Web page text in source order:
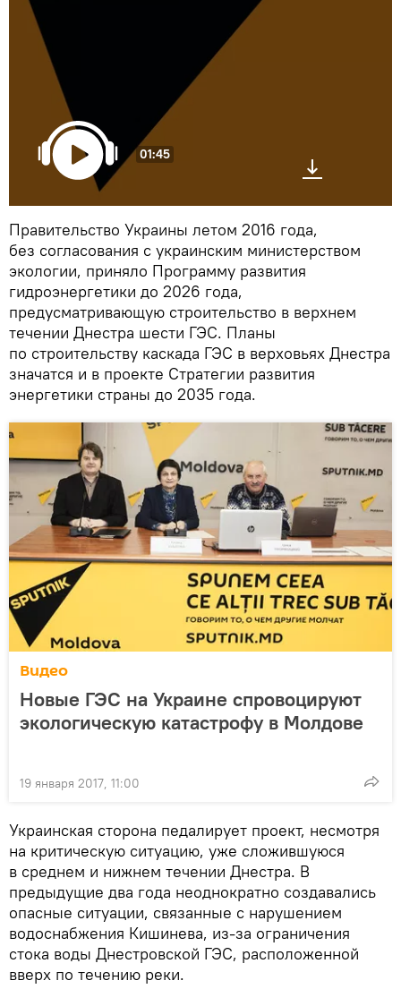
01:45
Правительство Украины летом 2016 года,
без согласования с украинским министерством
экологии, приняло Программу развития
гидроэнергетики до 2026 года,
предусматривающую строительство в верхнем
течении Днестра шести ГЭС. Планы
по строительству каскада ГЭС в верховьях Днестра
значатся и в проекте Стратегии развития
энергетики страны до 2035 года.
Видео
Новые ГЭС на Украине спровоцируют
экологическую катастрофу в Молдове
19 января 2017, 11:00
Украинская сторона педалирует проект, несмотря
на критическую ситуацию, уже сложившуюся
в среднем и нижнем течении Днестра. В
предыдущие два года неоднократно создавались
опасные ситуации, связанные с нарушением
водоснабжения Кишинева, из-за ограничения
стока воды Днестровской ГЭС, расположенной
вверх по течению реки.